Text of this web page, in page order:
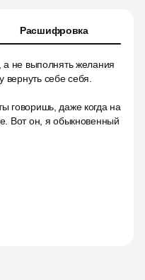
Расшифровка
а не выполнять желания
себе себя.
говоришь, даже когда на
Вот он, я обыкновенный